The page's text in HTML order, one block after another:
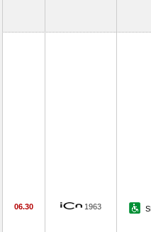
06.30 1963